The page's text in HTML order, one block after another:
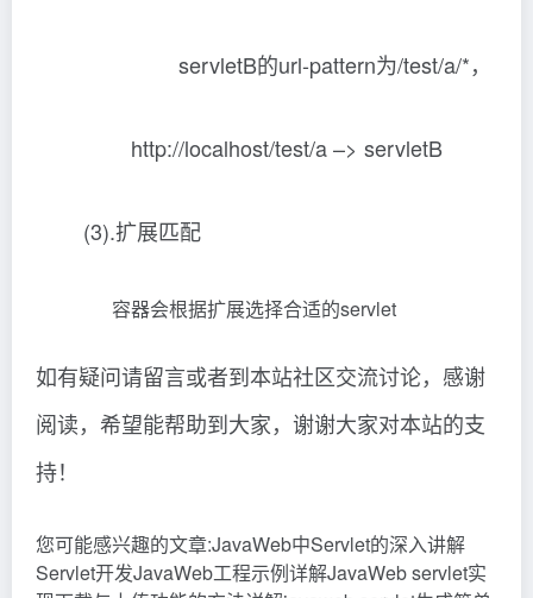
servletB的url-pattern为/test/a/*，
http://localhost/test/a –> servletB
(3).扩展匹配
容器会根据扩展选择合适的servlet
如有疑问请留言或者到本站社区交流讨论，感谢
阅读，希望能帮助到大家，谢谢大家对本站的支
持！
您可能感兴趣的文章:JavaWeb中Servlet的深入讲解
Servlet开发JavaWeb工程示例详解JavaWeb servlet实